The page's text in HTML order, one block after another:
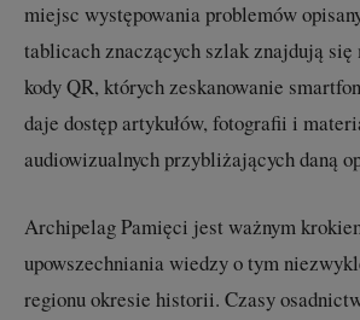
miejsc występowania problemów
tablicach znaczących szlak znajdują
kody QR, których zeskanowanie
daje dostęp artykułów, fotografii i
audiowizualnych przybliżających daną
Archipelag Pamięci jest ważnym
upowszechniania wiedzy o tym
regionu okresie historii. Czasy